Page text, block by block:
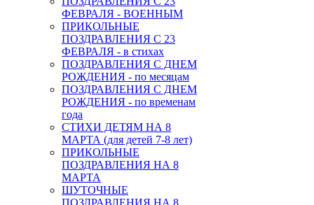
ФЕВРАЛЯ - ВОЕННЫМ
ПРИКОЛЬНЫЕ
ПОЗДРАВЛЕНИЯ С 23
ФЕВРАЛЯ - в стихах
ПОЗДРАВЛЕНИЯ С ДНЕМ
РОЖДЕНИЯ - по месяцам
ПОЗДРАВЛЕНИЯ С ДНЕМ
РОЖДЕНИЯ - по временам
года
СТИХИ ДЕТЯМ НА 8
МАРТА (для детей 7-8 лет)
ПРИКОЛЬНЫЕ
ПОЗДРАВЛЕНИЯ НА 8
МАРТА
ШУТОЧНЫЕ
ПОЗДРАВЛЕНИЯ НА 8